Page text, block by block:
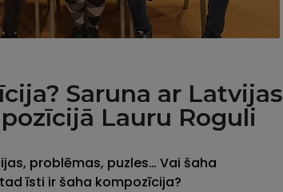
Saruna ar Latvijas
Lauru Roguli
problēmas, puzles… Vai šaha
īsti ir šaha kompozīcija?